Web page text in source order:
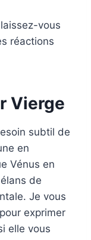
vous
réactions
Vierge
subtil de
en
Vénus en
de
Je vous
exprimer
elle vous